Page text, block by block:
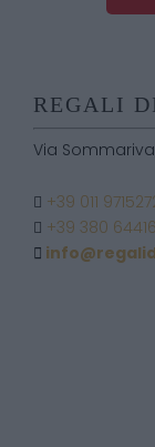
REGALI
Via
+39 011
+39 380